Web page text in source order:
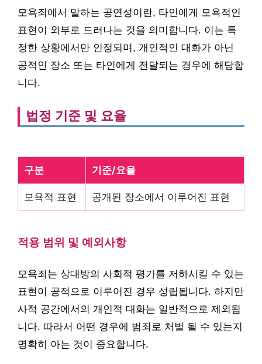
모욕죄에서 말하는 공연성이란, 타인에게 모욕적인
표현이 외부로 드러나는 것을 의미합니다. 이는 특
정한 상황에서만 인정되며, 개인적인 대화가 아닌
공적인 장소 또는 타인에게 전달되는 경우에 해당합
니다.
법정 기준 및 요율
구분 기준/요율
모욕적 표현 공개된 장소에서 이루어진 표현
적용 범위 및 예외사항
모욕죄는 상대방의 사회적 평가를 저하시킬 수 있는
표현이 공적으로 이루어진 경우 성립됩니다. 하지만
사적 공간에서의 개인적 대화는 일반적으로 제외됩
니다. 따라서 어떤 경우에 범죄로 처벌 될 수 있는지
명확히 아는 것이 중요합니다.